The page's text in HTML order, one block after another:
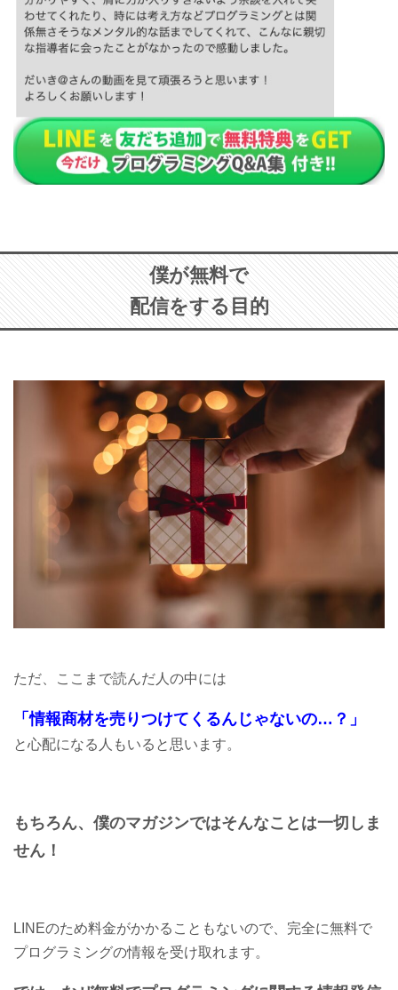
僕が無料で
配信をする目的
ただ、ここまで読んだ人の中には
「情報商材を売りつけてくるんじゃないの…？」
と心配になる人もいると思います。
もちろん、僕のマガジンではそんなことは一切しま
せん！
LINEのため料金がかかることもないので、完全に無料で
プログラミングの情報を受け取れます。